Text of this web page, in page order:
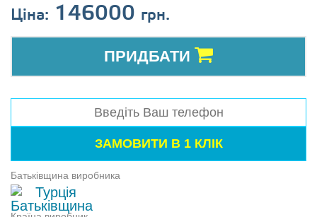
Ціна: 146000 грн.
ПРИДБАТИ
Батьківщина виробника
Турція